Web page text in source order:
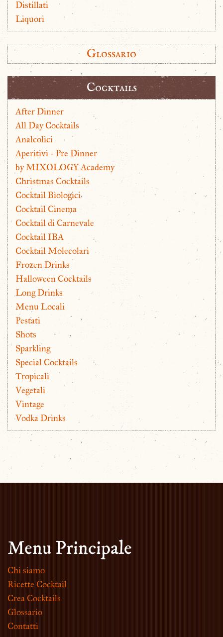
Distillati
Liquori
Glossario
Cocktails
After Dinner
All Day Cocktails
Analcolici
Aperitivi - Pre Dinner
by MIXOLOGY Academy
Christmas Cocktails
Cocktail Biologici
Cocktail Cinema
Cocktail di Carnevale
Cocktail IBA
Cocktail Molecolari
Frozen Drinks
Halloween Cocktails
Long Drinks
Menu Locali
Pestati
Shots
Sparkling
Special Cocktails
Tropicali
Vegetali
Vintage
Vodka Drinks
Menu Principale
Chi siamo
Ricette Cocktail
Crea Cocktails
Glossario
Contatti